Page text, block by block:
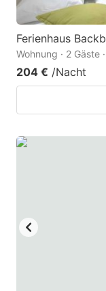
Ferienhaus
Wohnung · 2 Gäste
204 € /Nacht